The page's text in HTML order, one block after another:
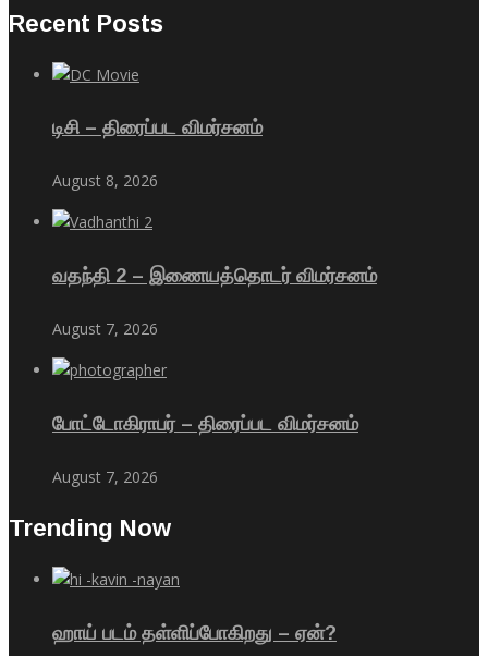
Recent Posts
டிசி – திரைப்பட விமர்சனம்
August 8, 2026
வதந்தி 2 – இணையத்தொடர் விமர்சனம்
August 7, 2026
போட்டோகிராபர் – திரைப்பட விமர்சனம்
August 7, 2026
Trending Now
ஹாய் படம் தள்ளிப்போகிறது – ஏன்?